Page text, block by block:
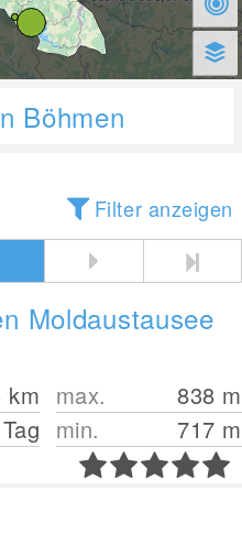
Böhmen
Filter anzeigen
Moldaustausee
km max. 838 m
min.
717 m